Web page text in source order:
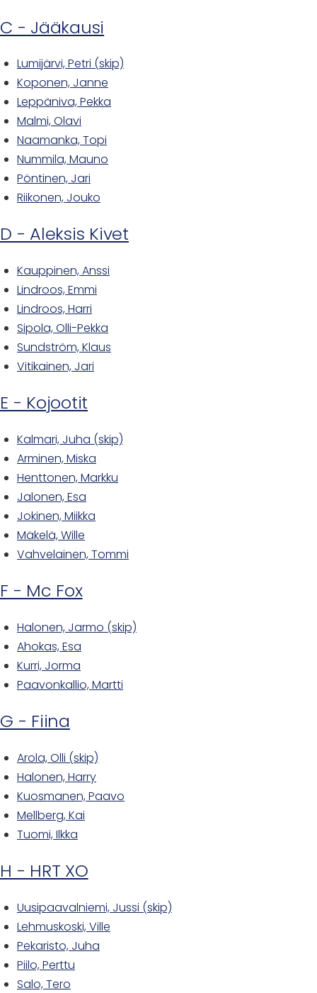
C - Jääkausi
Lumijärvi, Petri (skip)
Koponen, Janne
Leppäniva, Pekka
Malmi, Olavi
Naamanka, Topi
Nummila, Mauno
Pöntinen, Jari
Riikonen, Jouko
D - Aleksis Kivet
Kauppinen, Anssi
Lindroos, Emmi
Lindroos, Harri
Sipola, Olli-Pekka
Sundström, Klaus
Vitikainen, Jari
E - Kojootit
Kalmari, Juha (skip)
Arminen, Miska
Henttonen, Markku
Jalonen, Esa
Jokinen, Miikka
Mäkelä, Wille
Vahvelainen, Tommi
F - Mc Fox
Halonen, Jarmo (skip)
Ahokas, Esa
Kurri, Jorma
Paavonkallio, Martti
G - Fiina
Arola, Olli (skip)
Halonen, Harry
Kuosmanen, Paavo
Mellberg, Kai
Tuomi, Ilkka
H - HRT XO
Uusipaavalniemi, Jussi (skip)
Lehmuskoski, Ville
Pekaristo, Juha
Piilo, Perttu
Salo, Tero